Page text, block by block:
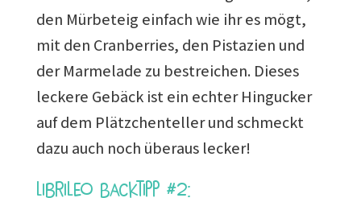
den Mürbeteig einfach wie ihr es mögt,
mit den Cranberries, den Pistazien und
der Marmelade zu bestreichen. Dieses
leckere Gebäck ist ein echter Hingucker
auf dem Plätzchenteller und schmeckt
dazu auch noch überaus lecker!
Librileo Backtipp #2: